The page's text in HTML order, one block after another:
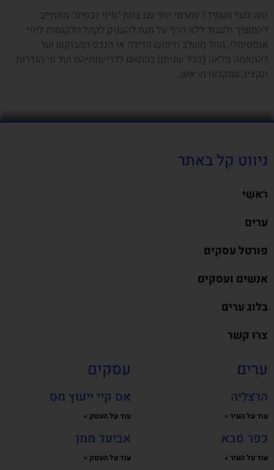
ומה לגבי העתיד? עמרמי יחד עם צוות "סיני נכסים" מתחייב
להמשיך ולעבוד ללא הרף על מנת להעניק לקהל הלקוחות ליווי
אופטימלי, החל משלב חיפוש הדירה או הנכס המבוקש ועד
להתאמה מלאה (ככל שניתן) בהתאם לדרישותיהם ועל פי הגדרות
תקציב שנקבעו מראש.
ניווט קל באתר
ראשי
ערים
פורטל עסקים
אנשים ועסקים
בלוג ערים
צרו קשר
ערים
הרצליה
עוד על העיר »
כפר סבא
עוד על העיר »
עסקים
אס קיי ייעוץ מס
עוד על העסק »
אביעד ממן
עוד על העסק »